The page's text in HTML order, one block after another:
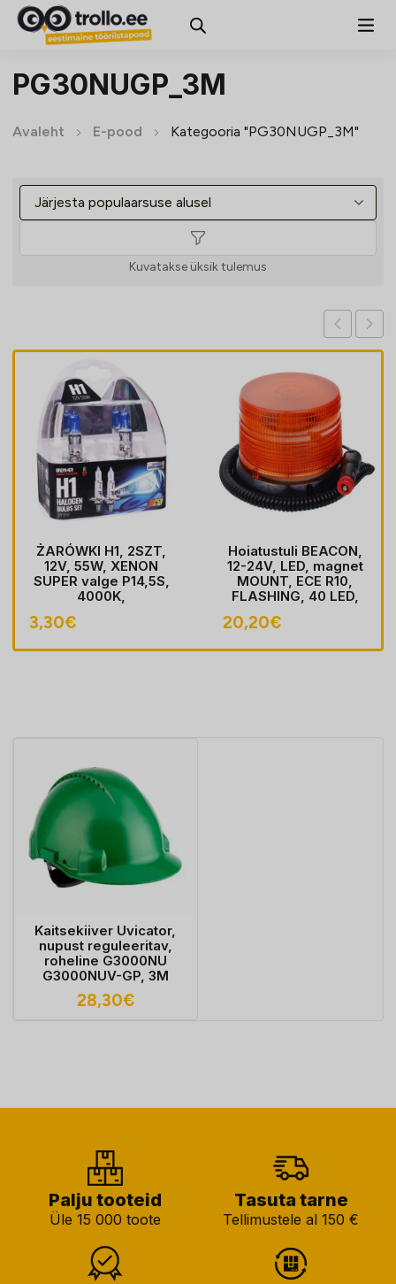
PG30NUGP_3M
Avaleht E-pood Kategooria "PG30NUGP_3M"
Kuvatakse üksik tulemus
ŻARÓWKI H1, 2SZT,
12V, 55W, XENON
SUPER valge P14,5S,
4000K,
3,30€
Hoiatustuli BEACON,
12-24V, LED, magnet
MOUNT, ECE R10,
FLASHING, 40 LED,
sobib LIGHTER pesa
20,20€
Kaitsekiiver Uvicator,
nupust reguleeritav,
roheline G3000NU
G3000NUV-GP, 3M
28,30€
Palju tooteid
Üle 15 000 toote
Tasuta tarne
Tellimustele al 150 €